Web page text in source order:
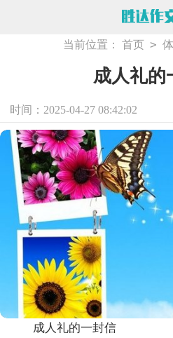
当前位置： 首页 >
成人礼的
时间：2025-04-27 08:42:02
成人礼的一封信